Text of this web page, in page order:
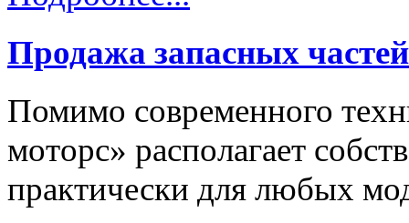
Продажа запасных
Помимо современного
моторс» располагает
практически для любых